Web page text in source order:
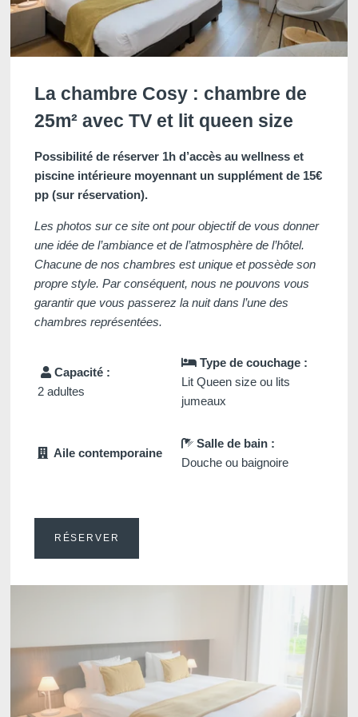
La chambre Cosy : chambre de
25m² avec TV et lit queen size
Possibilité de réserver 1h d’accès au wellness et
piscine intérieure moyennant un supplément de 15€
pp (sur réservation).
Les photos sur ce site ont pour objectif de vous donner
une idée de l’ambiance et de l’atmosphère de l’hôtel.
Chacune de nos chambres est unique et possède son
propre style. Par conséquent, nous ne pouvons vous
garantir que vous passerez la nuit dans l’une des
chambres représentées.
Capacité :
2 adultes
Type de couchage :
Lit Queen size ou lits
jumeaux
Aile contemporaine
Salle de bain :
Douche ou baignoire
RÉSERVER